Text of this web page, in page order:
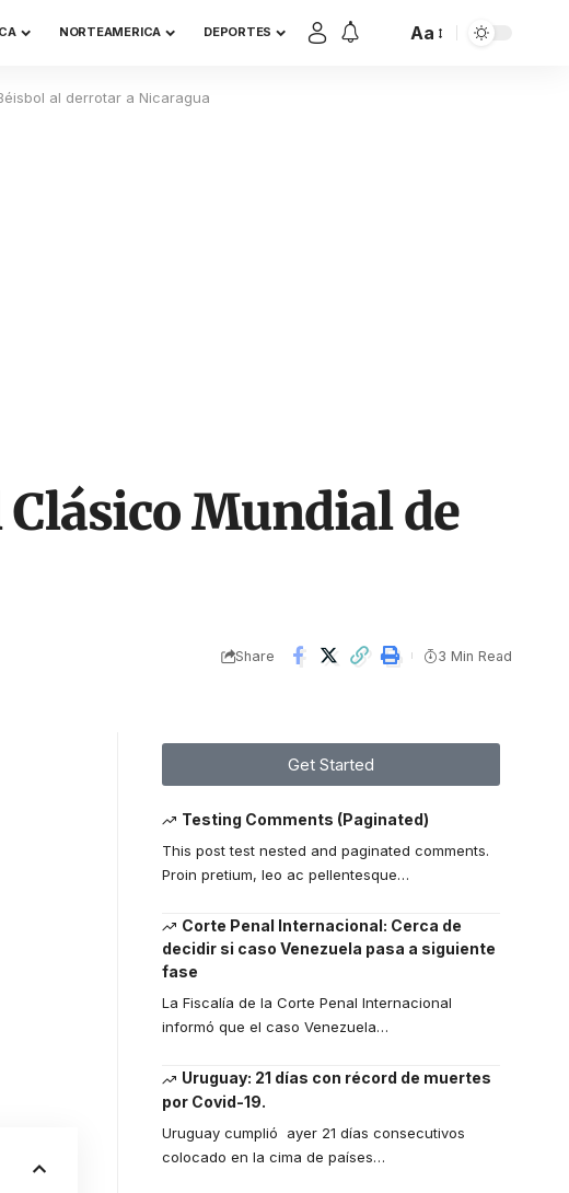
NORTEAMERICA DEPORTES Aa
al derrotar a Nicaragua
Mundial de
Share 3 Min Read
Get Started
Testing Comments (Paginated)
This post test nested and paginated comments.
Proin pretium, leo ac pellentesque…
Corte Penal Internacional: Cerca de
decidir si caso Venezuela pasa a siguiente
fase
La Fiscalía de la Corte Penal Internacional
informó que el caso Venezuela…
Uruguay: 21 días con récord de muertes
por Covid-19.
Uruguay cumplió ayer 21 días consecutivos
colocado en la cima de países…